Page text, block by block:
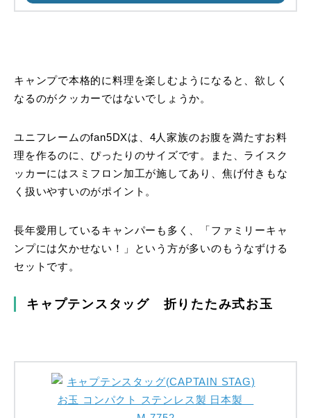
キャンプで本格的に料理を楽しむようになると、欲しく
なるのがクッカーではないでしょうか。
ユニフレームのfan5DXは、4人家族のお腹を満たすお料
理を作るのに、ぴったりのサイズです。また、ライスク
ッカーにはスミフロン加工が施してあり、焦げ付きもな
く扱いやすいのがポイント。
長年愛用しているキャンパーも多く、「ファミリーキャ
ンプには欠かせない！」という方が多いのもうなずける
セットです。
キャプテンスタッグ 折りたたみ式お玉